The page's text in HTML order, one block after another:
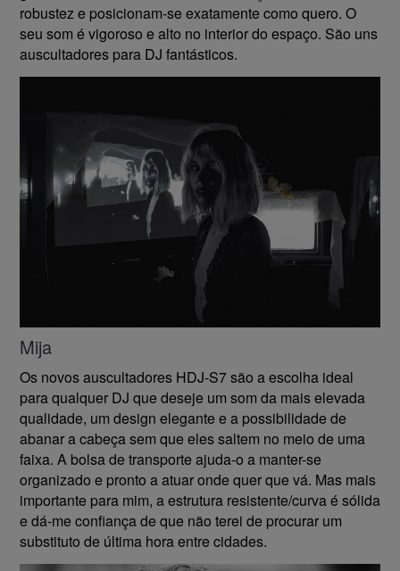
robustez e posicionam-se exatamente como quero. O
seu som é vigoroso e alto no interior do espaço. São uns
auscultadores para DJ fantásticos.
Mija
Os novos auscultadores HDJ-S7 são a escolha ideal
para qualquer DJ que deseje um som da mais elevada
qualidade, um design elegante e a possibilidade de
abanar a cabeça sem que eles saltem no meio de uma
faixa. A bolsa de transporte ajuda-o a manter-se
organizado e pronto a atuar onde quer que vá. Mas mais
importante para mim, a estrutura resistente/curva é sólida
e dá-me confiança de que não terei de procurar um
substituto de última hora entre cidades.